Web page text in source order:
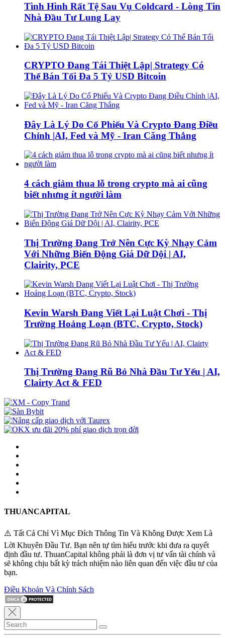
Tình Hình Rất Tệ Sau Vụ Coldcard - Lòng Tin
Nhà Đầu Tư Lung Lay
CRYPTO Đang Tái Thiệt Lập| Strategy Có
Thể Bán Tối Đa 5 Tỷ USD Bitcoin
Đây Là Lý Do Cổ Phiếu Và Crypto Đang Điều
Chỉnh |AI, Fed và Mỹ - Iran Căng Thẳng
4 cách giảm thua lỗ trong crypto mà ai cũng
biết nhưng ít người làm
Thị Trường Đang Trở Nên Cực Kỳ Nhạy Cảm
Với Những Biến Động Giá Dữ Dội | AI,
Clairity, PCE
Kevin Warsh Đang Viết Lại Luật Chơi - Thị
Trường Hoảng Loạn (BTC, Crypto, Stock)
Thị Trường Đang Rũ Bỏ Nhà Đầu Tư Yếu | AI,
Clairty Act & FED
THUANCAPITAL
⚠️ Tất Cả Chỉ Vì Mục Đích Thông Tin Và Không Được Xem Là
Lời Khuyên Đầu Tư. Bạn nên tự tìm hiểu trước khi đưa ra quyết
định đầu tư. ThuanCapital không phải là đơn vị tư vấn tài chính và
sẽ không chịu bất kỳ trách nhiệm nào liên quan đến việc đầu tư của
bạn.
Điều Khoản Và Chính Sách